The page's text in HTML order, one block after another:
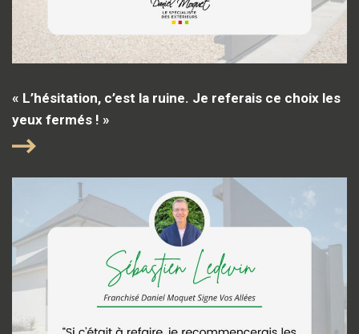
« L’hésitation, c’est la ruine. Je referais ce choix les
yeux fermés ! »